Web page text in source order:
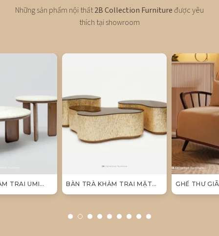
Những sản phẩm nội thất2B Collection Furniture được yêu
thích tại showroom
BÀN TRÀ KHẢM TRAI MẶT
KÍNH AMBER COFFEE TABLE
GHẾ THƯ GIÃN ELEGANT MID
CENTURY ARMCHAIR